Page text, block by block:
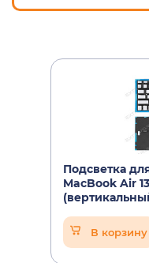
Подсветка
MacBook Air
В корзину